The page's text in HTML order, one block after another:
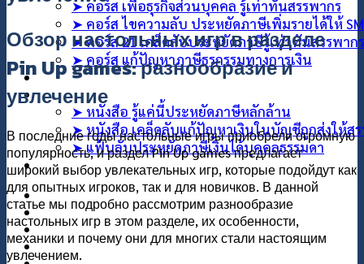
➤ คอร์ส เพื่อธุรกิจส่วนบุคคล รู้เท่าทันสรรพากร
➤ คอร์ส ไขความลับ ประหยัดภาษีเพิ่มรายได้ให้
➤ คอร์ส 21 เคล็ดลับประหยัดภาษีรู้เท่าทันสรรพากร
➤ คอร์ส แก้ปัญหาภาษีธุรกรรมทางการเงิน
คอร์สที่ปรึกษา
สินค้า
➤ หนังสือ รู้แค่นี้ประหยัดภาษีหลักล้าน
➤ หนังสือ เคล็ดลับแก้ปัญหาเงินในบัญชีถูกส่งให้สร
➤ แฟ้บลับประหยัดภาษีเงินได้บุคคลธรรมดา
บทความ
แกลอรี่
เกี่ยวกับเรา
ติดต่อเรา
Обзор настольных игр в разделе
Pin Up games: разнообразие и
увлечение
В последние годы настольные игры приобрели огромную
популярность, и раздел Pin Up games предлагает
широкий выбор увлекательных игр, которые подойдут как
для опытных игроков, так и для новичков. В данной
статье мы подробно рассмотрим разнообразие
настольных игр в этом разделе, их особенности,
механики и почему они для многих стали настоящим
увлечением.